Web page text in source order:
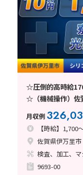
☆圧倒的高時給
☆（機械操作）佐
月収例
【時給】1,700
佐賀県伊万里市
9693-00